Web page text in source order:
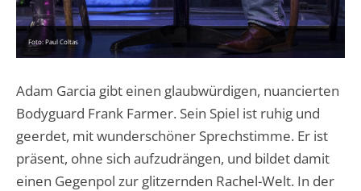
Foto: Paul Coltas
Adam Garcia gibt einen glaubwürdigen, nuancierten
Bodyguard Frank Farmer. Sein Spiel ist ruhig und
geerdet, mit wunderschöner Sprechstimme. Er ist
präsent, ohne sich aufzudrängen, und bildet damit
einen Gegenpol zur glitzernden Rachel-Welt. In der